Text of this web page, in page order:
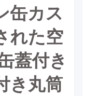
缶カス
れた空
蓋付き
き丸筒